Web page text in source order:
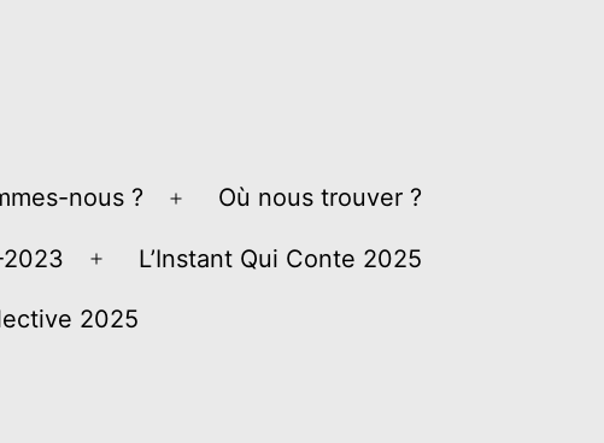
nous ?
Ouvrir
le
Où nous trouver ?
Ouvrir
le
L’Instant Qui Conte 2025
2025